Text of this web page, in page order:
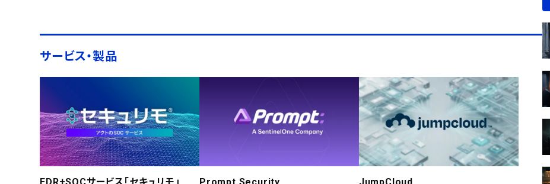
サービス・製品
EDR+SOCサービス「セキュリモ」 Prompt Security JumpCloud